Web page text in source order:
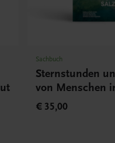
Sachbuch
Sternstunden
von Menschen
€ 35,00